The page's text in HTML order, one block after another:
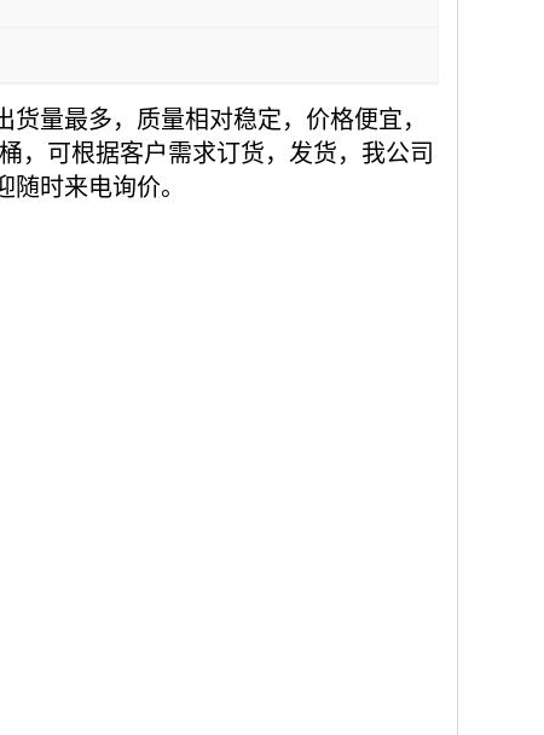
量最多，质量相对稳定，价格便宜，
，可根据客户需求订货，发货，我公司
时来电询价。